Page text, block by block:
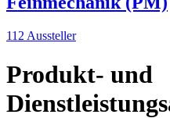
112 Aussteller
Produkt- und